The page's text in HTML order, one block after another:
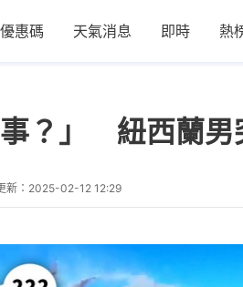
惠碼 天氣消息 即時 熱
事？」 紐西蘭
新： 2025-02-12 12:29